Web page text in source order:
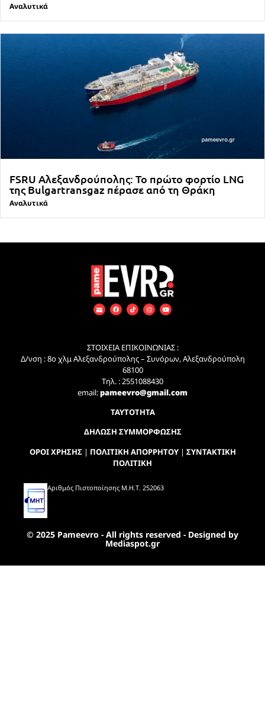
Αναλυτικά
FSRU Αλεξανδρούπολης: Το πρώτο φορτίο LNG
της Bulgartransgaz πέρασε από τη Θράκη
Αναλυτικά
ΣΤΟΙΧΕΙΑ ΕΠΙΚΟΙΝΩΝΙΑΣ :
Δ/νση : 8ο χλμ Αλεξανδρούπολης – Συνόρων, Αλεξανδρούπολη
68100
Τηλ. : 2551088430
email:pameevro@gmail.com
ΤΑΥΤΟΤΗΤΑ
ΔΗΛΩΣΗ ΣΥΜΜΟΡΦΩΣΗΣ
ΟΡΟΙ ΧΡΗΣΗΣ| ΠΟΛΙΤΙΚΗ ΑΠΟΡΡΗΤΟΥ| ΣΥΝΤΑΚΤΙΚΗ
ΠΟΛΙΤΙΚΗ
Αριθμός Πιστοποίησης Μ.Η.Τ. 252063
© 2025 Pameevro - All rights reserved - Designed by
Mediaspot.gr